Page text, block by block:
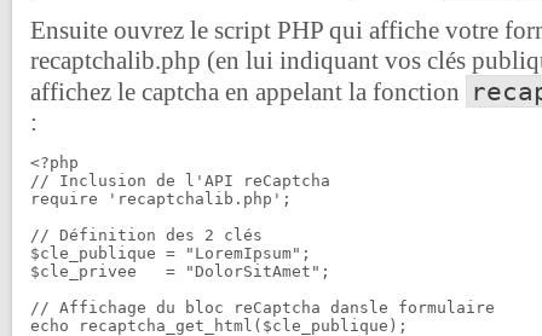
Ensuite ouvrez le script PHP qui affiche votre
recaptchalib.php (en lui indiquant vos clés
affichez le captcha en appelant la fonction
:
<?php
// Inclusion de l'API reCaptcha
require 'recaptchalib.php';
// Définition des 2 clés
$cle_publique = "LoremIpsum";
$cle_privee   = "DolorSitAmet";
// Affichage du bloc reCaptcha dansle formulaire
echo recaptcha_get_html($cle_publique);